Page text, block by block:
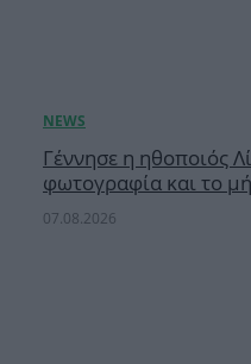
Γέννησε η ηθοποιός
φωτογραφία και το
07.08.2026